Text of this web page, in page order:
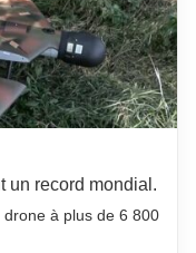
un record mondial.
à plus de 6 800